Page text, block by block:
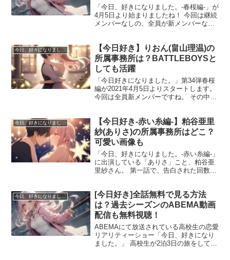
「今日、好きになりました。-春桜編-」が
4月5日より始まりましたね！ 今回は継続
メンバーなしの、全員が新メンバーなの
きます。 新シーズン「今日、好きになり
ました。-春...
今日、好きになりました。
【今日好き】りおん(畠山理温)の
所属事務所は？BATTLEBOYSと
しても活躍
「今日好きになりました。」第34弾春桜
編が2021年4月5日よりスタートします。
今回は全員新メンバーですね。 その中で
の所属事務所や、恋愛経験、芸能活動に
ついてまと...
今日、好きになりました。
【今日好き-赤い糸編-】粕谷亜里
紗(ありさ)の所属事務所はどこ？
可愛い画像も
「今日、好きになりました。-赤い糸編-」
に出演している「ありさ」こと、粕谷亜
里紗さん。 第一話で、告白された回数が
紗(ありさ)さんについて調べていきたいと
思います。 ...
今日、好きになりました。
[今日好き]全話無料で見る方法
は？過去シーズンのABEMA動画
配信も無料視聴！
ABEMAにて放送されている高校生の恋愛
リアリティーショー「今日、好きになり
ました。」 高校生が2泊3日の旅をして運